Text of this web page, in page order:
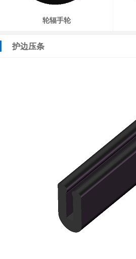
轮辐手轮
护边压条